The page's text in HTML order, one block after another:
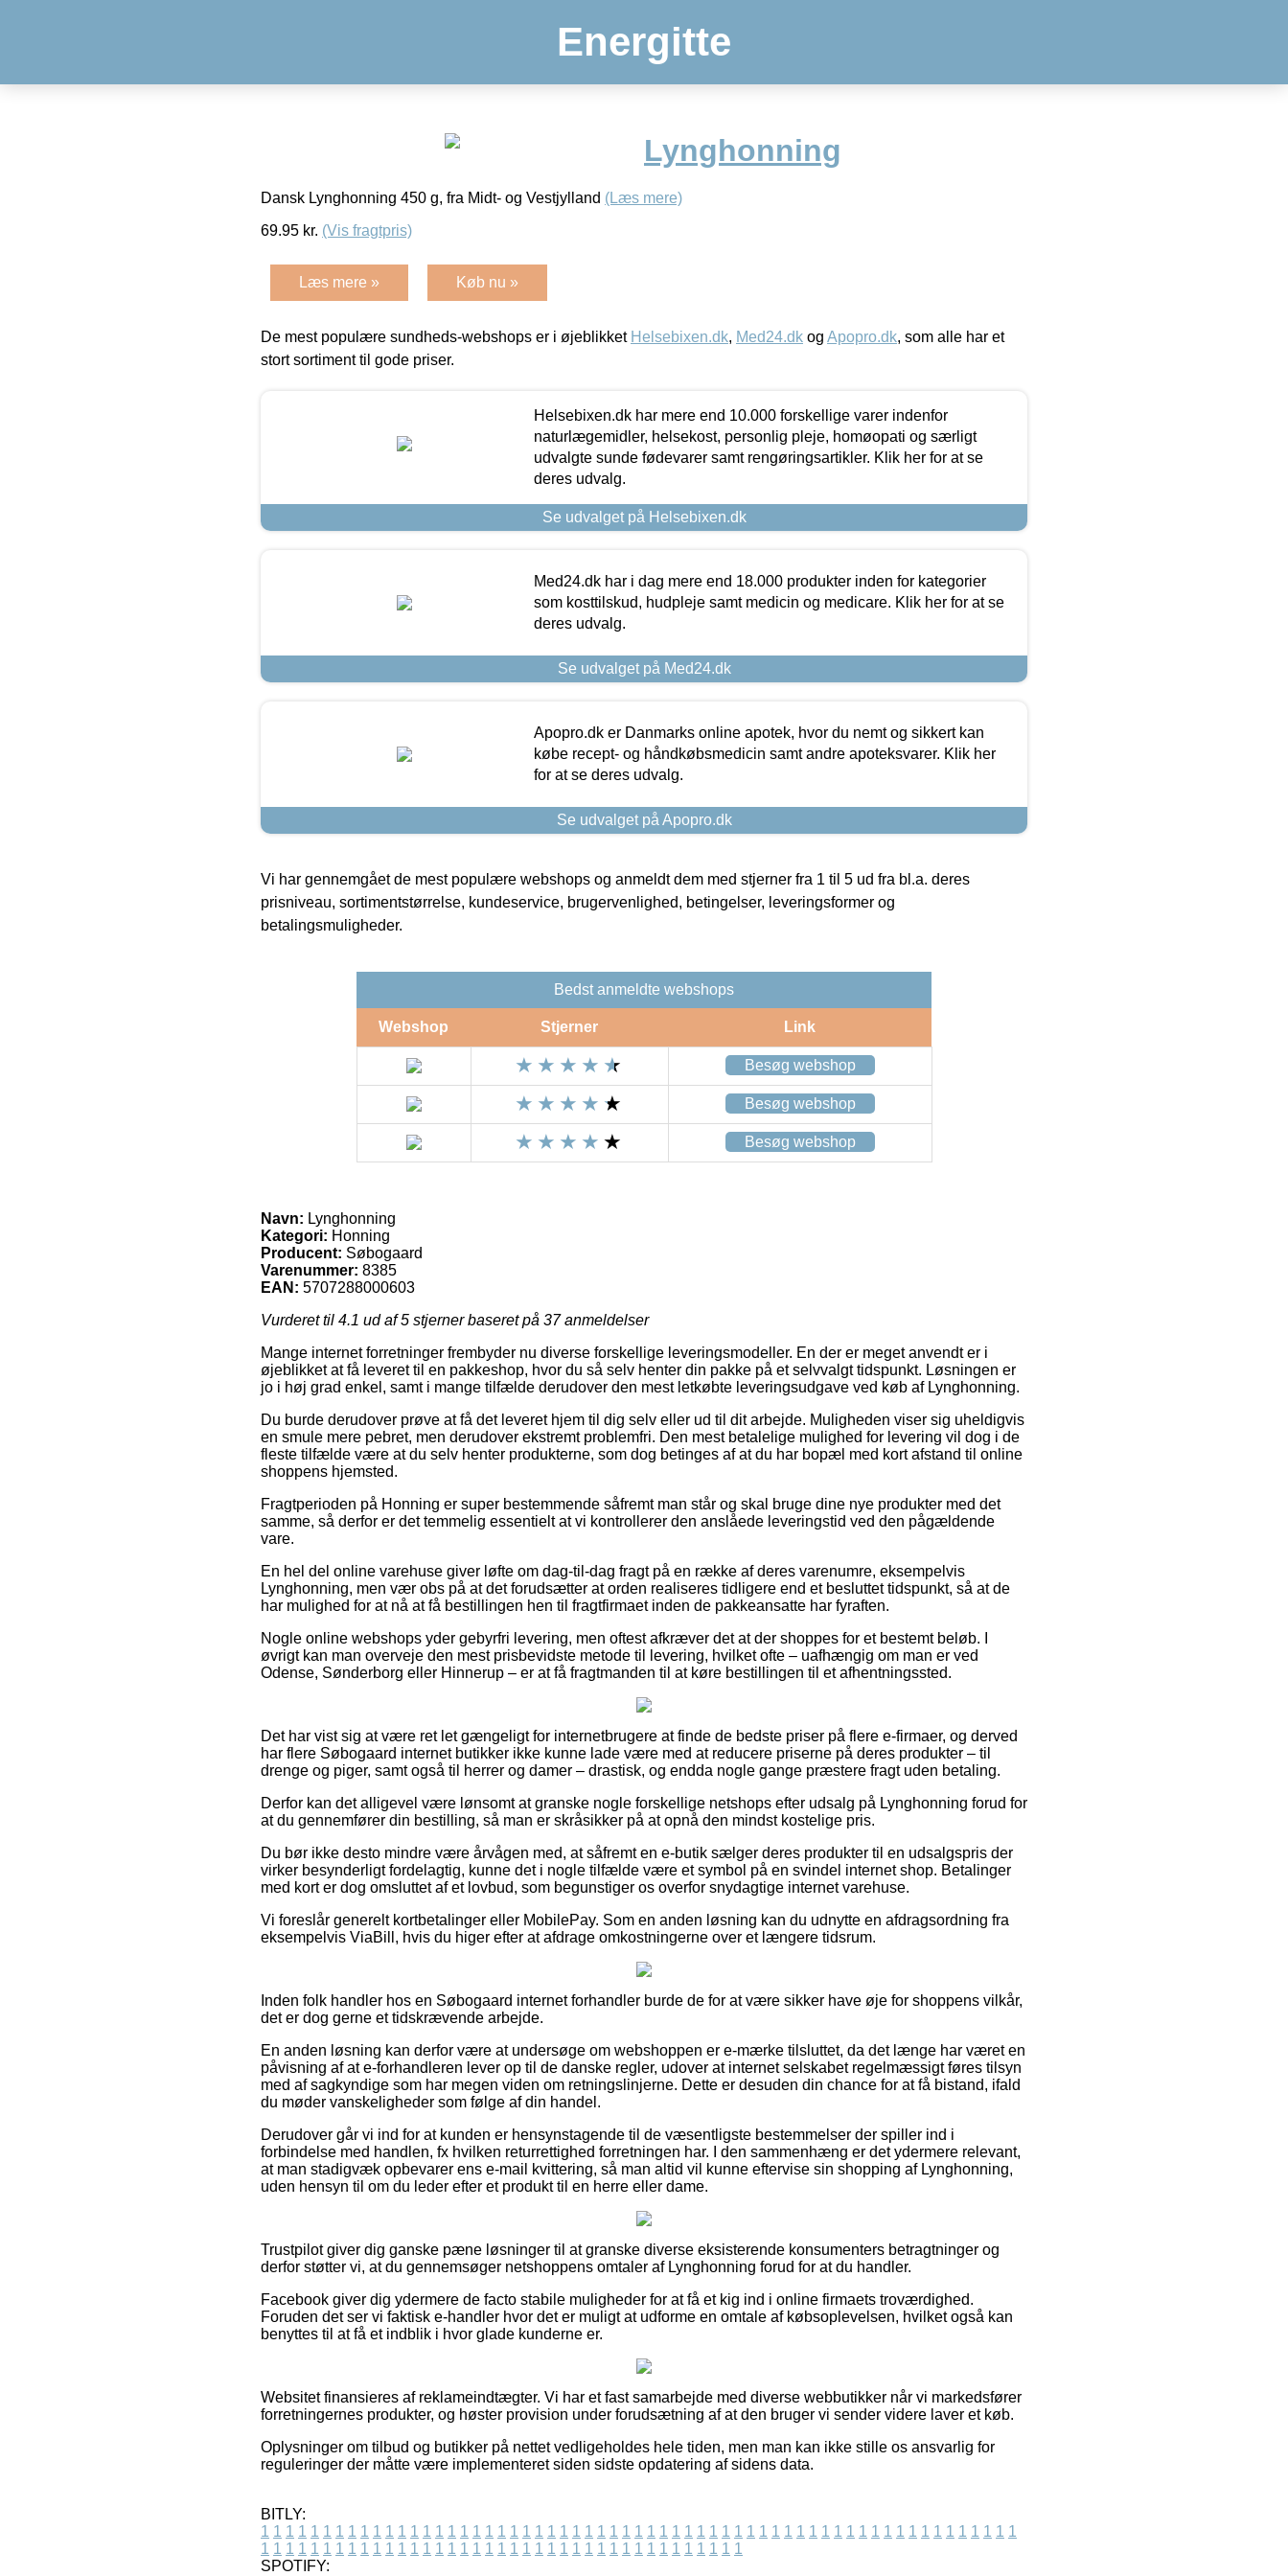
Energitte
Lynghonning
Dansk Lynghonning 450 g, fra Midt- og Vestjylland (Læs mere)
69.95 kr. (Vis fragtpris)
Læs mere » Køb nu »
De mest populære sundheds-webshops er i øjeblikket Helsebixen.dk, Med24.dk og Apopro.dk, som alle har et
stort sortiment til gode priser.
Helsebixen.dk har mere end 10.000 forskellige varer indenfor
naturlægemidler, helsekost, personlig pleje, homøopati og særligt
udvalgte sunde fødevarer samt rengøringsartikler. Klik her for at se
deres udvalg.
Se udvalget på Helsebixen.dk
Med24.dk har i dag mere end 18.000 produkter inden for kategorier
som kosttilskud, hudpleje samt medicin og medicare. Klik her for at se
deres udvalg.
Se udvalget på Med24.dk
Apopro.dk er Danmarks online apotek, hvor du nemt og sikkert kan
købe recept- og håndkøbsmedicin samt andre apoteksvarer. Klik her
for at se deres udvalg.
Se udvalget på Apopro.dk
Vi har gennemgået de mest populære webshops og anmeldt dem med stjerner fra 1 til 5 ud fra bl.a. deres
prisniveau, sortimentstørrelse, kundeservice, brugervenlighed, betingelser, leveringsformer og
betalingsmuligheder.
Bedst anmeldte webshops
Webshop Stjerner Link
Besøg webshop
Besøg webshop
Besøg webshop
Navn: Lynghonning
Kategori: Honning
Producent: Søbogaard
Varenummer: 8385
EAN: 5707288000603
Vurderet til 4.1 ud af 5 stjerner baseret på 37anmeldelser
Mange internet forretninger frembyder nu diverse forskellige leveringsmodeller. En der er meget anvendt er i
øjeblikket at få leveret til en pakkeshop, hvor du så selv henter din pakke på et selvvalgt tidspunkt. Løsningen er
jo i høj grad enkel, samt i mange tilfælde derudover den mest letkøbte leveringsudgave ved køb af Lynghonning.
Du burde derudover prøve at få det leveret hjem til dig selv eller ud til dit arbejde. Muligheden viser sig uheldigvis
en smule mere pebret, men derudover ekstremt problemfri. Den mest betalelige mulighed for levering vil dog i de
fleste tilfælde være at du selv henter produkterne, som dog betinges af at du har bopæl med kort afstand til online
shoppens hjemsted.
Fragtperioden på Honning er super bestemmende såfremt man står og skal bruge dine nye produkter med det
samme, så derfor er det temmelig essentielt at vi kontrollerer den anslåede leveringstid ved den pågældende
vare.
En hel del online varehuse giver løfte om dag-til-dag fragt på en række af deres varenumre, eksempelvis
Lynghonning, men vær obs på at det forudsætter at orden realiseres tidligere end et besluttet tidspunkt, så at de
har mulighed for at nå at få bestillingen hen til fragtfirmaet inden de pakkeansatte har fyraften.
Nogle online webshops yder gebyrfri levering, men oftest afkræver det at der shoppes for et bestemt beløb. I
øvrigt kan man overveje den mest prisbevidste metode til levering, hvilket ofte – uafhængig om man er ved
Odense, Sønderborg eller Hinnerup – er at få fragtmanden til at køre bestillingen til et afhentningssted.
Det har vist sig at være ret let gængeligt for internetbrugere at finde de bedste priser på flere e-firmaer, og derved
har flere Søbogaard internet butikker ikke kunne lade være med at reducere priserne på deres produkter – til
drenge og piger, samt også til herrer og damer – drastisk, og endda nogle gange præstere fragt uden betaling.
Derfor kan det alligevel være lønsomt at granske nogle forskellige netshops efter udsalg på Lynghonning forud for
at du gennemfører din bestilling, så man er skråsikker på at opnå den mindst kostelige pris.
Du bør ikke desto mindre være årvågen med, at såfremt en e-butik sælger deres produkter til en udsalgspris der
virker besynderligt fordelagtig, kunne det i nogle tilfælde være et symbol på en svindel internet shop. Betalinger
med kort er dog omsluttet af et lovbud, som begunstiger os overfor snydagtige internet varehuse.
Vi foreslår generelt kortbetalinger eller MobilePay. Som en anden løsning kan du udnytte en afdragsordning fra
eksempelvis ViaBill, hvis du higer efter at afdrage omkostningerne over et længere tidsrum.
Inden folk handler hos en Søbogaard internet forhandler burde de for at være sikker have øje for shoppens vilkår,
det er dog gerne et tidskrævende arbejde.
En anden løsning kan derfor være at undersøge om webshoppen er e-mærke tilsluttet, da det længe har været en
påvisning af at e-forhandleren lever op til de danske regler, udover at internet selskabet regelmæssigt føres tilsyn
med af sagkyndige som har megen viden om retningslinjerne. Dette er desuden din chance for at få bistand, ifald
du møder vanskeligheder som følge af din handel.
Derudover går vi ind for at kunden er hensynstagende til de væsentligste bestemmelser der spiller ind i
forbindelse med handlen, fx hvilken returrettighed forretningen har. I den sammenhæng er det ydermere relevant,
at man stadigvæk opbevarer ens e-mail kvittering, så man altid vil kunne eftervise sin shopping af Lynghonning,
uden hensyn til om du leder efter et produkt til en herre eller dame.
Trustpilot giver dig ganske pæne løsninger til at granske diverse eksisterende konsumenters betragtninger og
derfor støtter vi, at du gennemsøger netshoppens omtaler af Lynghonning forud for at du handler.
Facebook giver dig ydermere de facto stabile muligheder for at få et kig ind i online firmaets troværdighed.
Foruden det ser vi faktisk e-handler hvor det er muligt at udforme en omtale af købsoplevelsen, hvilket også kan
benyttes til at få et indblik i hvor glade kunderne er.
Websitet finansieres af reklameindtægter. Vi har et fast samarbejde med diverse webbutikker når vi markedsfører
forretningernes produkter, og høster provision under forudsætning af at den bruger vi sender videre laver et køb.
Oplysninger om tilbud og butikker på nettet vedligeholdes hele tiden, men man kan ikke stille os ansvarlig for
reguleringer der måtte være implementeret siden sidste opdatering af sidens data.
BITLY:
1 1 1 1 1 1 1 1 1 1 1 1 1 1 1 1 1 1 1 1 1 1 1 1 1 1 1 1 1 1 1 1 1 1 1 1 1 1 1 1 1 1 1 1 1 1 1 1 1 1 1 1 1 1 1 1 1 1 1 1 1
1 1 1 1 1 1 1 1 1 1 1 1 1 1 1 1 1 1 1 1 1 1 1 1 1 1 1 1 1 1 1 1 1 1 1 1 1 1 1
SPOTIFY: